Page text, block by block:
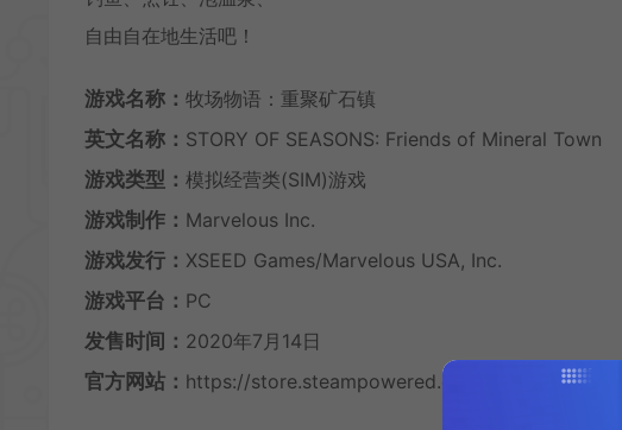
自由自在地生活吧！
游戏名称： 牧场物语：重聚矿石镇
英文名称： STORY OF SEASONS: Friends of Mineral Town
游戏类型： 模拟经营类(SIM)游戏
游戏制作： Marvelous Inc.
游戏发行： XSEED Games/Marvelous USA, Inc.
游戏平台： PC
发售时间： 2020年7月14日
官方网站： https://store.steampowered.com/app/978780/